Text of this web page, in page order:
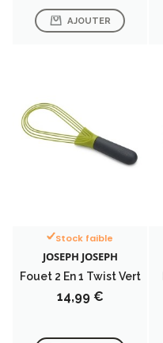
AJOUTER
Stock faible
JOSEPH JOSEPH
Fouet 2 En 1 Twist Vert
Prix
14,99 €